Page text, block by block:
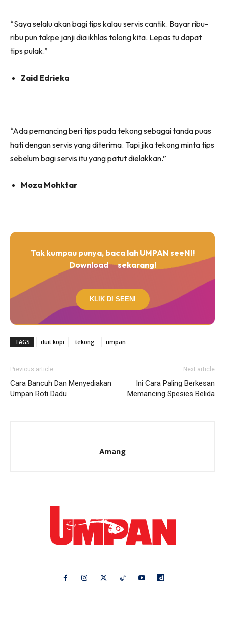
“Saya selalu akan bagi tips kalau servis cantik. Bayar ribu-
ribu pun takpe janji dia ikhlas tolong kita. Lepas tu dapat
tips pulak.”
Zaid Edrieka
“Ada pemancing beri tips pada tekong sebagai tanda puas
hati dengan servis yang diterima. Tapi jika tekong minta tips
sebelum bagi servis itu yang patut dielakkan.”
Moza Mohktar
Tak kumpau punya, baca lah UMPAN seeNI!
Download
sekarang!
KLIK DI SEENI
TAGS duit kopi tekong umpan
Previous article
Cara Bancuh Dan Menyediakan
Umpan Roti Dadu
Next article
Ini Cara Paling Berkesan
Memancing Spesies Belida
Amang